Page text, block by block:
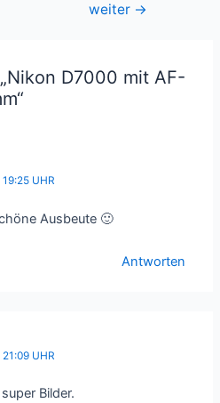
weiter →
D7000 mit AF-
UHR
Ausbeute 🙂
Antworten
UHR
Bilder.